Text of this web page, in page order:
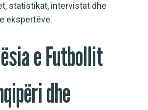
statistikat, intervistat dhe
ekspertëve.
e Futbollit
dhe